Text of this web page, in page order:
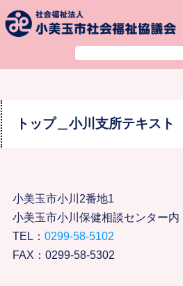
本文へ
トップ＿小川支所テキスト
小美玉市小川2番地1
小美玉市小川保健相談センター内
TEL： 0299-58-5102
FAX：0299-58-5302